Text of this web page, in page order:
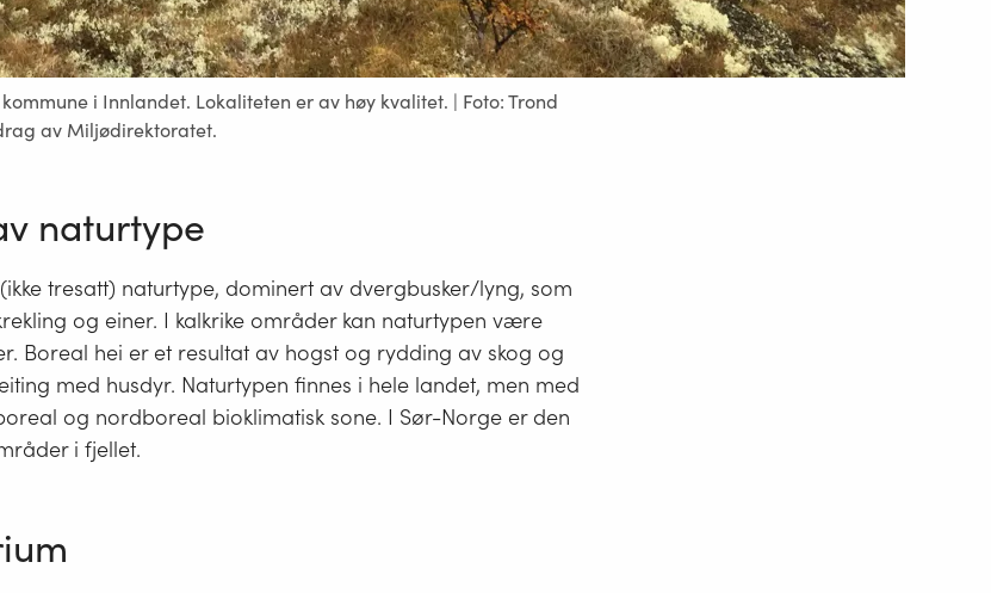
i Innlandet. Lokaliteten er av høy kvalitet. | Foto: Trond
av Miljødirektoratet.
naturtype
tresatt) naturtype, dominert av dvergbusker/lyng, som
og einer. I kalkrike områder kan naturtypen være
Boreal hei er et resultat av hogst og rydding av skog og
med husdyr. Naturtypen finnes i hele landet, men med
og nordboreal bioklimatisk sone. I Sør-Norge er den
i fjellet.